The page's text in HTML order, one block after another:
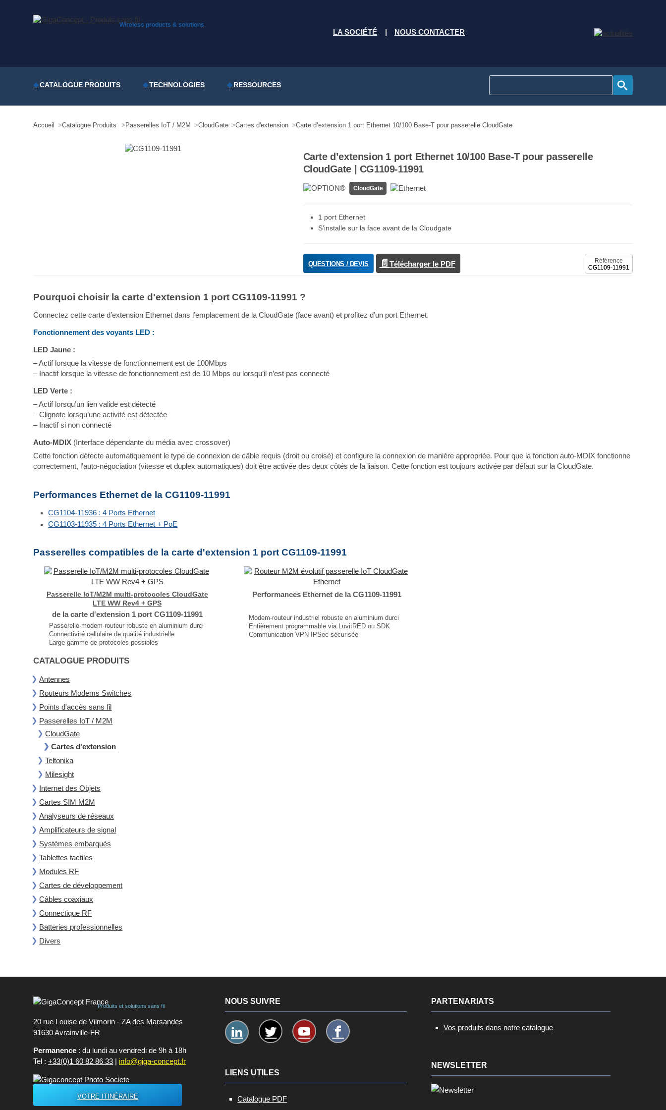
Wireless products & solutions
LA SOCIÉTÉ NOUS CONTACTER
CATALOGUE PRODUITS TECHNOLOGIES RESSOURCES
Accueil Catalogue Produits Passerelles IoT / M2M CloudGate Cartes d'extension Carte d’extension 1 port Ethernet 10/100 Base-T pour passerelle CloudGate
Carte d’extension 1 port Ethernet 10/100 Base-T pour passerelle
CloudGate | CG1109-11991
CloudGate
1 port Ethernet
S’installe sur la face avant de la Cloudgate
Référence
CG1109-11991
QUESTIONS / DEVIS Télécharger le PDF
Pourquoi choisir la carte d'extension 1 port CG1109-11991 ?
Connectez cette carte d’extension Ethernet dans l’emplacement de la CloudGate (face avant) et profitez d’un port Ethernet.
Fonctionnement des voyants LED :
LED Jaune :
– Actif lorsque la vitesse de fonctionnement est de 100Mbps
– Inactif lorsque la vitesse de fonctionnement est de 10 Mbps ou lorsqu’il n’est pas connecté
LED Verte :
– Actif lorsqu’un lien valide est détecté
– Clignote lorsqu’une activité est détectée
– Inactif si non connecté
Auto-MDIX (Interface dépendante du média avec crossover)
Cette fonction détecte automatiquement le type de connexion de câble requis (droit ou croisé) et configure la connexion de manière appropriée. Pour que la fonction auto-MDIX fonctionne
correctement, l’auto-négociation (vitesse et duplex automatiques) doit être activée des deux côtés de la liaison. Cette fonction est toujours activée par défaut sur la CloudGate.
Performances Ethernet de la CG1109-11991
CG1104-11936 : 4 Ports Ethernet
CG1103-11935 : 4 Ports Ethernet + PoE
Passerelles compatibles de la carte d'extension 1 port CG1109-11991
Passerelle IoT/M2M multi-protocoles CloudGate
LTE WW Rev4 + GPS
de la carte d'extension 1 port CG1109-11991
Passerelle-modem-routeur robuste en aluminium durci
Connectivité cellulaire de qualité industrielle
Large gamme de protocoles possibles
Entièrement programmable via LuvitRED ou SDK
...
Performances Ethernet de la CG1109-11991
Modem-routeur industriel robuste en aluminium durci
Entièrement programmable via LuvitRED ou SDK
Communication VPN IPSec sécurisée
CATALOGUE PRODUITS
Antennes
Routeurs Modems Switches
Points d'accès sans fil
Passerelles IoT / M2M
CloudGate
Cartes d'extension
Teltonika
Milesight
Internet des Objets
Cartes SIM M2M
Analyseurs de réseaux
Amplificateurs de signal
Systèmes embarqués
Tablettes tactiles
Modules RF
Cartes de développement
Câbles coaxiaux
Connectique RF
Batteries professionnelles
Divers
Produits et solutions sans fil
20 rue Louise de Vilmorin - ZA des Marsandes
91630 Avrainvilleㅤ-ㅤFR
Permanence : du lundi au vendredi de 9h à 18h
Tel :+33(0)1 60 82 86 33 | info@giga-concept.fr
VOTRE ITINÉRAIRE
NOUS SUIVRE
LIENS UTILES
Catalogue PDF
PARTENARIATS
Vos produits dans notre catalogue
NEWSLETTER